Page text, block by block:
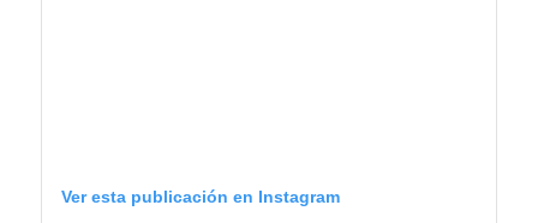
Ver esta publicación en Instagram